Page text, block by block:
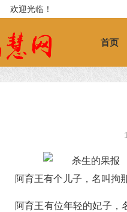
欢迎光临！
首页
阿育王有个儿子，名叫拘那
阿育王有位年轻的妃子，